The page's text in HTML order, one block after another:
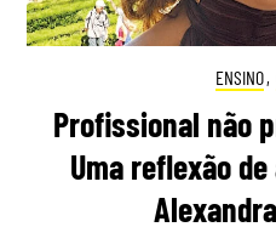
ENSINO,
Profissional não
Uma reflexão